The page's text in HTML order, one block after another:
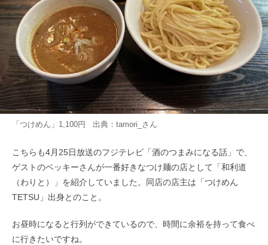
「つけめん」1,100円 出典： tamori_ さん
こちらも4月25日放送のフジテレビ「酒のつまみになる話」で、
ゲストのベッキーさんが一番好きなつけ麺の店として「和利道
（わりと）」を紹介していました。同店の店主は「つけめん
TETSU」出身とのこと。
お昼時になると行列ができているので、時間に余裕を持って食べ
に行きたいですね。